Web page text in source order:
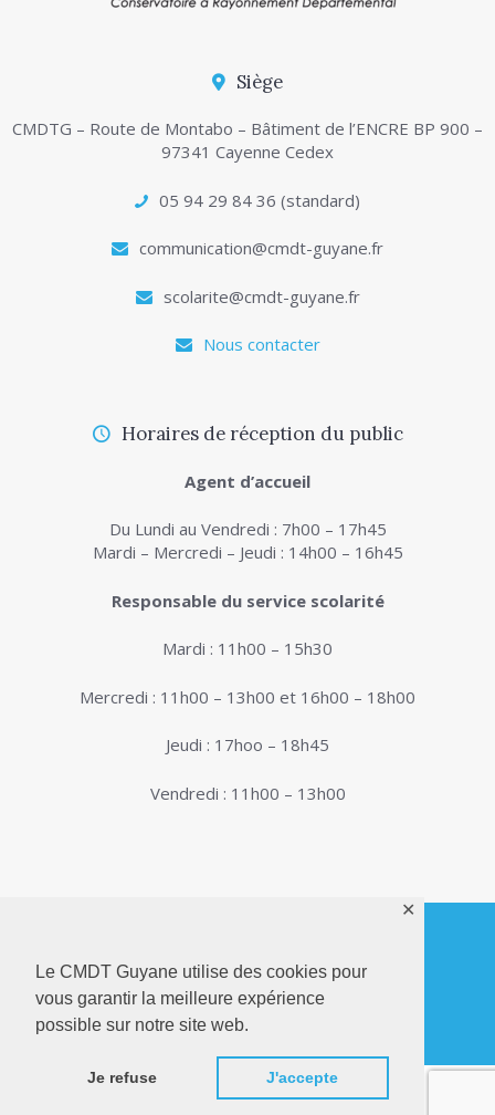
Le CMDT Guyane utilise des cookies pour
vous garantir la meilleure expérience
possible sur notre site web.
Je refuse J'accepte
✕
Siège
CMDTG – Route de Montabo – Bâtiment de l’ENCRE BP 900 –
97341 Cayenne Cedex
05 94 29 84 36 (standard)
communication@cmdt-guyane.fr
scolarite@cmdt-guyane.fr
Nous contacter
Horaires de réception du public
Agent d’accueil
Du Lundi au Vendredi : 7h00 – 17h45
Mardi – Mercredi – Jeudi : 14h00 – 16h45
Responsable du service scolarité
Mardi : 11h00 – 15h30
Mercredi : 11h00 – 13h00 et 16h00 – 18h00
Jeudi : 17hoo – 18h45
Vendredi : 11h00 – 13h00
© 2026. Conservatoire de Musique, Danse et
Théâtre de Guyane . Tous droits réservés - Site
Internet réalisé par